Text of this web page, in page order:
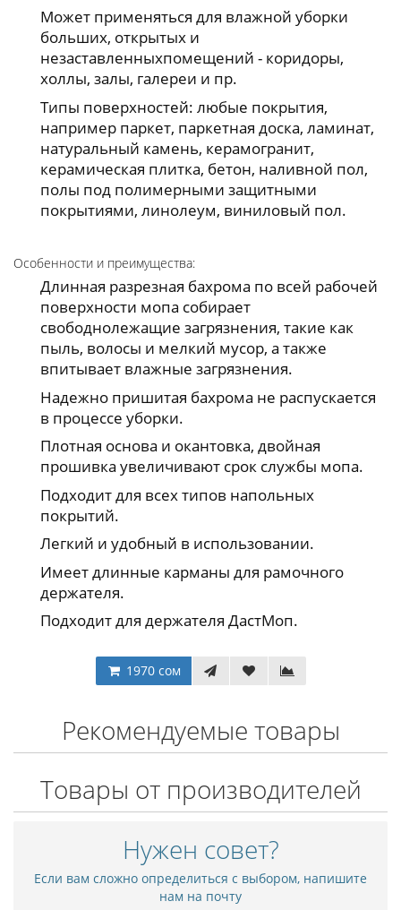
Может применяться для влажной уборки
больших, открытых и
незаставленныхпомещений - коридоры,
холлы, залы, галереи и пр.
Типы поверхностей: любые покрытия,
например паркет, паркетная доска, ламинат,
натуральный камень, керамогранит,
керамическая плитка, бетон, наливной пол,
полы под полимерными защитными
покрытиями, линолеум, виниловый пол.
Особенности и преимущества:
Длинная разрезная бахрома по всей рабочей
поверхности мопа собирает
свободнолежащие загрязнения, такие как
пыль, волосы и мелкий мусор, а также
впитывает влажные загрязнения.
Надежно пришитая бахрома не распускается
в процессе уборки.
Плотная основа и окантовка, двойная
прошивка увеличивают срок службы мопа.
Подходит для всех типов напольных
покрытий.
Легкий и удобный в использовании.
Имеет длинные карманы для рамочного
держателя.
Подходит для держателя ДастМоп.
1970 сом
Рекомендуемые товары
Товары от производителей
Нужен совет?
Если вам сложно определиться с выбором, напишите
нам на почту